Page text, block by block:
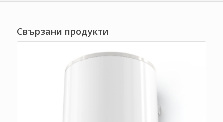
Свързани продукти